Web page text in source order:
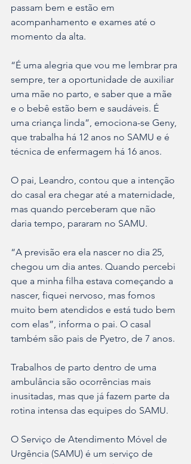
passam bem e estão em
acompanhamento e exames até o
momento da alta.
“É uma alegria que vou me lembrar pra
sempre, ter a oportunidade de auxiliar
uma mãe no parto, e saber que a mãe
e o bebê estão bem e saudáveis. É
uma criança linda”, emociona-se Geny,
que trabalha há 12 anos no SAMU e é
técnica de enfermagem há 16 anos.
O pai, Leandro, contou que a intenção
do casal era chegar até a maternidade,
mas quando perceberam que não
daria tempo, pararam no SAMU.
“A previsão era ela nascer no dia 25,
chegou um dia antes. Quando percebi
que a minha filha estava começando a
nascer, fiquei nervoso, mas fomos
muito bem atendidos e está tudo bem
com elas”, informa o pai. O casal
também são pais de Pyetro, de 7 anos.
Trabalhos de parto dentro de uma
ambulância são ocorrências mais
inusitadas, mas que já fazem parte da
rotina intensa das equipes do SAMU.
O Serviço de Atendimento Móvel de
Urgência (SAMU) é um serviço de